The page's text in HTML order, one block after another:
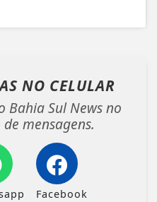
NO CELULAR
Bahia Sul News no
mensagens.
Facebook